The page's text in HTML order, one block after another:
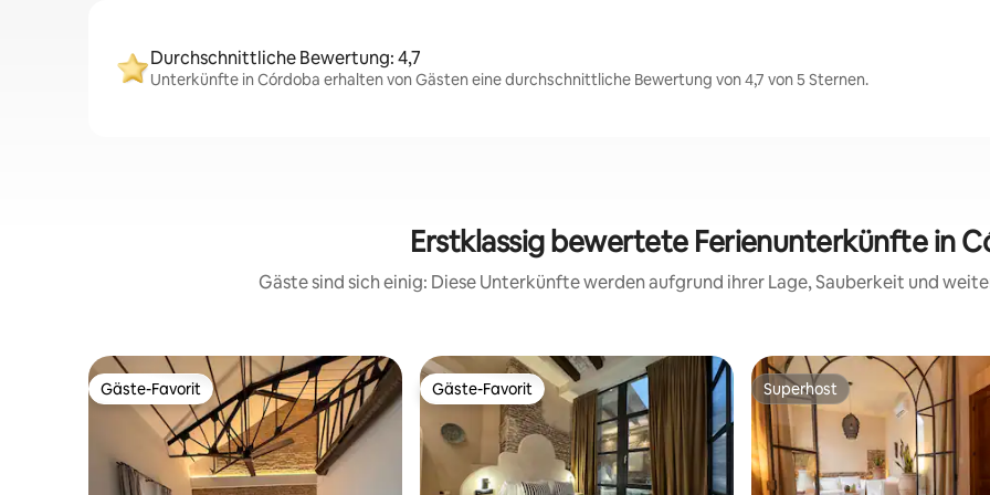
Durchschnittliche Bewertung: 4,7
Unterkünfte in Córdoba erhalten von Gästen eine durchschnittliche Bewertung von 4,7 von 5 Sternen.
Erstklassig bewertete Ferienunterkünfte in
Gäste sind sich einig: Diese Unterkünfte werden aufgrund ihrer Lage, Sauberkeit und
Gäste-Favorit
Gäste-Favorit Gäste-Favorit
Gäste-Favorit Superhost
Superhost